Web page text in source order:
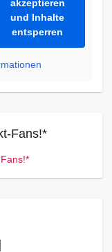
akzeptieren
und Inhalte
entsperren
Fans!*